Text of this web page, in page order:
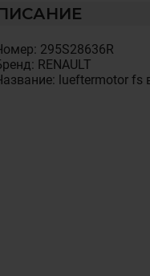
295S28636R
RENAULT
lueftermotor fs